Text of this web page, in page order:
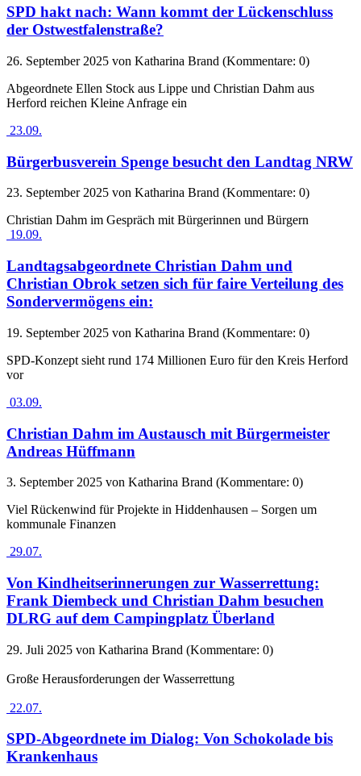
SPD hakt nach: Wann kommt der Lückenschluss
der Ostwestfalenstraße?
26. September 2025 von Katharina Brand (Kommentare: 0)
Abgeordnete Ellen Stock aus Lippe und Christian Dahm aus
Herford reichen Kleine Anfrage ein
23.09.
Bürgerbusverein Spenge besucht den Landtag NRW
23. September 2025 von Katharina Brand (Kommentare: 0)
Christian Dahm im Gespräch mit Bürgerinnen und Bürgern
19.09.
Landtagsabgeordnete Christian Dahm und
Christian Obrok setzen sich für faire Verteilung des
Sondervermögens ein:
19. September 2025 von Katharina Brand (Kommentare: 0)
SPD-Konzept sieht rund 174 Millionen Euro für den Kreis Herford
vor
03.09.
Christian Dahm im Austausch mit Bürgermeister
Andreas Hüffmann
3. September 2025 von Katharina Brand (Kommentare: 0)
Viel Rückenwind für Projekte in Hiddenhausen – Sorgen um
kommunale Finanzen
29.07.
Von Kindheitserinnerungen zur Wasserrettung:
Frank Diembeck und Christian Dahm besuchen
DLRG auf dem Campingplatz Überland
29. Juli 2025 von Katharina Brand (Kommentare: 0)
Große Herausforderungen der Wasserrettung
22.07.
SPD-Abgeordnete im Dialog: Von Schokolade bis
Krankenhaus